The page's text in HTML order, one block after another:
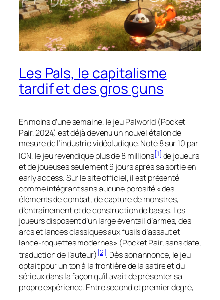
Les Pals, le capitalisme
tardif et des gros guns
En moins d’une semaine, le jeuPalworld (Pocket
Pair, 2024) est déjà devenu un nouvel étalon de
mesure de l’industrie vidéoludique. Noté 8 sur 10 par
IGN, le jeu revendique plus de 8 millions[1] de joueurs
et de joueuses seulement 6 jours après sa sortie en
early access. Sur le site officiel, il est présenté
comme intégrant sans aucune porosité « des
éléments de combat, de capture de monstres,
d’entraînement et de construction de bases. Les
joueurs disposent d’un large éventail d’armes, des
arcs et lances classiques aux fusils d’assaut et
lance-roquettes modernes » (Pocket Pair, sans date,
traduction de l’auteur)[2]. Dès son annonce, le jeu
optait pour un ton à la frontière de la satire et du
sérieux dans la façon qu’il avait de présenter sa
propre expérience. Entre second et premier degré,